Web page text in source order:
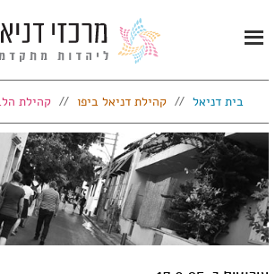
Primary
Menu
בית דניאל קהילת דניאל ביפו קהילת